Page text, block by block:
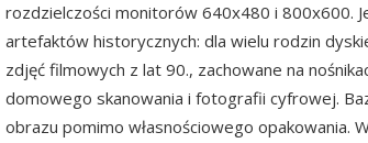
rozdzielczości monitorów 640x480 i 800x600.
artefaktów historycznych: dla wielu rodzin
zdjęć filmowych z lat 90., zachowane na
domowego skanowania i fotografii cyfrowej.
obrazu pomimo własnościowego opakowania.